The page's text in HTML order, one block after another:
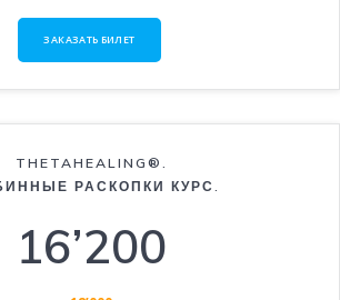
ЗАКАЗАТЬ БИЛЕТ
THETAHEALING®.
РАСКОПКИ КУРС.
16’200